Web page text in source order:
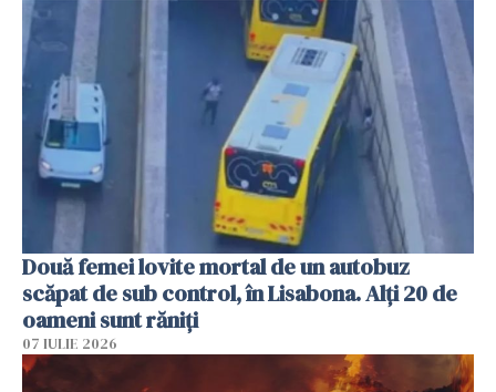
Două femei lovite mortal de un autobuz
scăpat de sub control, în Lisabona. Alți 20 de
oameni sunt răniți
07 IULIE 2026